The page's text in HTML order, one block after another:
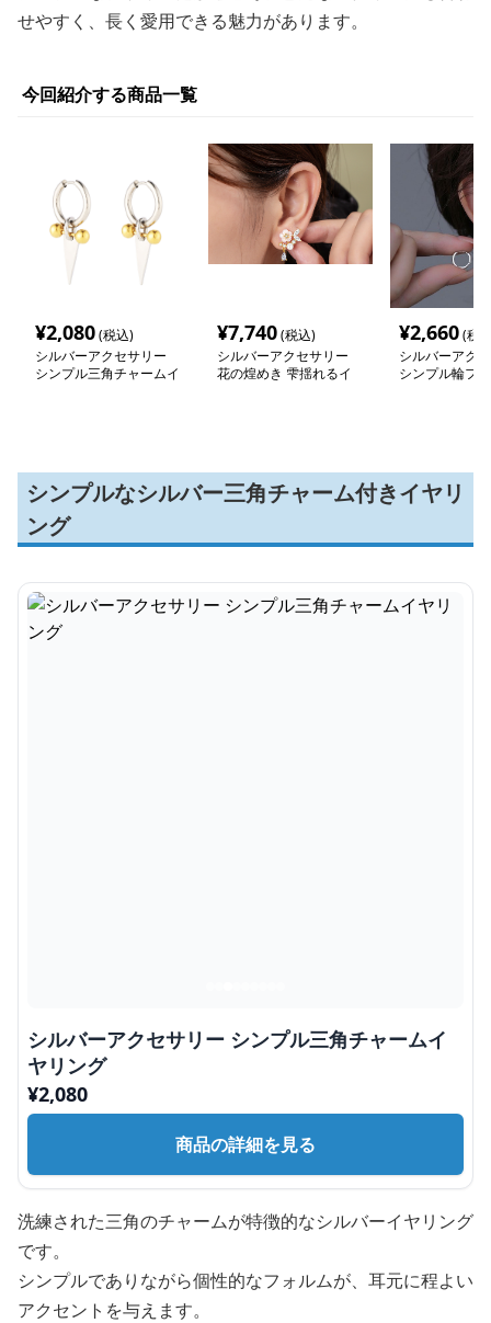
せやすく、長く愛用できる魅力があります。
今回紹介する商品一覧
¥2,080(税込)
シルバーアクセサリー
シンプル三角チャームイ
¥7,740(税込)
シルバーアクセサリー
花の煌めき 雫揺れるイ
¥2,660(税
シルバーアク
シンプル輪フ
シンプルなシルバー三角チャーム付きイヤリ
ング
シルバーアクセサリー シンプル三角チャームイ
ヤリング
¥2,080
商品の詳細を見る
洗練された三角のチャームが特徴的なシルバーイヤリング
です。
シンプルでありながら個性的なフォルムが、耳元に程よい
アクセントを与えます。